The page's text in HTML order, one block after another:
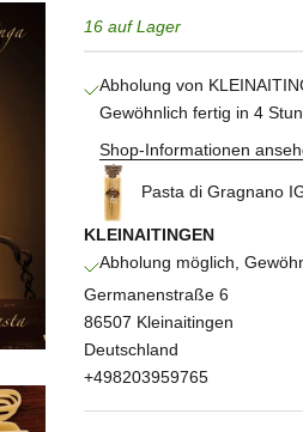
16 auf Lager
Abholung von
Gewöhnlich fertig in 4
Shop-Informationen
Pasta di Gragnano
KLEINAITINGEN
Abholung möglich,
Germanenstraße 6
86507 Kleinaitingen
Deutschland
+498203959765